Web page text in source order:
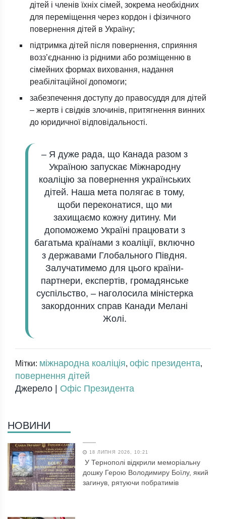
дітей і членів їхніх сімей, зокрема необхідних
для переміщення через кордон і фізичного
повернення дітей в Україну;
підтримка дітей після повернення, сприяння
возз’єднанню із рідними або розміщенню в
сімейних формах виховання, надання
реабілітаційної допомоги;
забезпечення доступу до правосуддя для дітей
– жертв і свідків злочинів, притягнення винних
до юридичної відповідальності.
– Я дуже рада, що Канада разом з
Україною запускає Міжнародну
коаліцію за повернення українських
дітей. Наша мета полягає в тому,
щоби переконатися, що ми
захищаємо кожну дитину. Ми
допоможемо Україні працювати з
багатьма країнами з коаліції, включно
з державами Глобального Півдня.
Залучатимемо для цього країни-
партнери, експертів, громадянське
суспільство, – наголосила міністерка
закордонних справ Канади Мелані
Жолі.
Мітки: міжнародна коаліція, офіс президента,
повернення дітей
Джерело | Офіс Президента
НОВИНИ
18 ЛИПНЯ 2026, 10:21
У Тернополі відкрили меморіальну
дошку Герою Володимиру Боїлу, який
загинув, рятуючи побратимів